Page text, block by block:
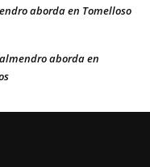
aborda en Tomelloso
aborda en